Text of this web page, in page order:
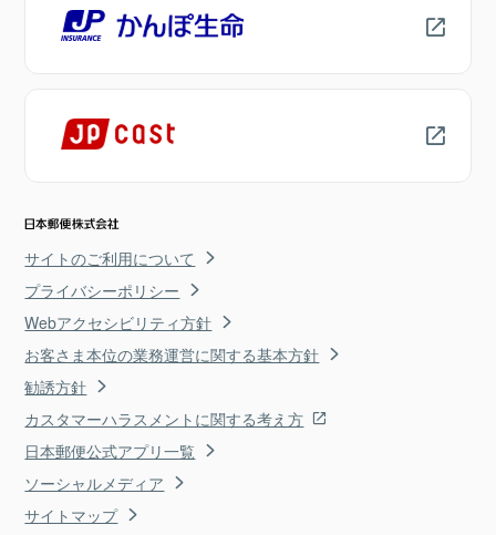
サイトのご利用について
プライバシーポリシー
Webアクセシビリティ方針
お客さま本位の業務運営に関する基本方針
勧誘方針
カスタマーハラスメントに関する考え方
日本郵便公式アプリ一覧
ソーシャルメディア
サイトマップ